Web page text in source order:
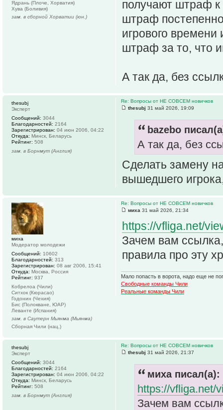
получают штраф к
штраф
игрового времени
штраф за то, что
А так да, без
Ядрань (Плоче, Хорватия)
Хува (Боливия)
зам. в сборной Хорватии (юн.)
Re: Вопросы от НЕ СОВСЕМ новичков
thesubj 31 май 2026, 19:09
bazebo
А так да, без
Сделать замену
вышедшего
thesubj
Эксперт
Сообщений: 3044
Благодарностей: 2164
Зарегистрирован: 04 июн 2006, 04:22
Откуда: Минск, Беларусь
Рейтинг: 508
зам. в Борнмут (Англия)
Re: Вопросы от НЕ СОВСЕМ новичков
миха 31 май 2026, 21:34
https://vfliga.net/
Зачем вам
правила про эту
Мало попасть в ворота, надо еще не
Свободные команды Чили
Реальные команды Чили
миха
Модератор молодежи
Сообщений: 10602
Благодарностей: 313
Зарегистрирован: 08 авг 2006, 15:41
Откуда: Москва, Россия
Рейтинг: 937
Кобрелоа (Чили)
Ситхок (Кюрасао)
Годонин (Чехия)
Бис (Полокване, ЮАР)
Леванте (Испания)
зам. в Саутерн Мьянма (Мьянма)
Сборная Чили (нац.)
Re: Вопросы от НЕ СОВСЕМ новичков
thesubj 31 май 2026, 21:37
миха писал(а):
https://vfliga.net/
Зачем вам
thesubj
Эксперт
Сообщений: 3044
Благодарностей: 2164
Зарегистрирован: 04 июн 2006, 04:22
Откуда: Минск, Беларусь
Рейтинг: 508
зам. в Борнмут (Англия)